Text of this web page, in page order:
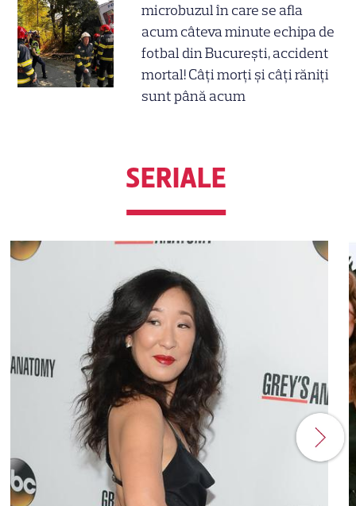
microbuzul în care se afla
acum câteva minute echipa de
fotbal din București, accident
mortal! Câți morți și câți răniți
sunt până acum
SERIALE